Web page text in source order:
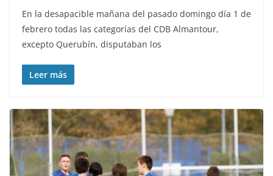
En la desapacible mañana del pasado domingo día 1 de
febrero todas las categorías del CDB Almantour,
excepto Querubín, disputaban los
Leer más